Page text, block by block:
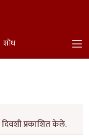
शोध
प्रकाशित केले.